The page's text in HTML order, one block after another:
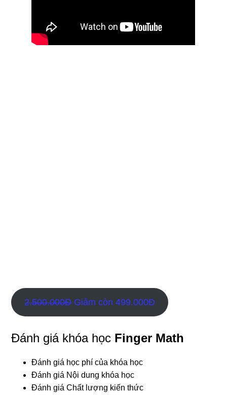
2.500.000ĐGiảm còn 499.000Đ
Đánh giá khóa học Finger Math
Đánh giá học phí của khóa học
Đánh giá Nội dung khóa học
Đánh giá Chất lượng kiến thức